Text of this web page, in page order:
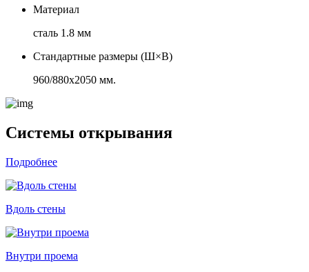
Материал
сталь 1.8 мм
Стандартные размеры (Ш×В)
960/880х2050 мм.
Системы открывания
Подробнее
Вдоль стены
Внутри проема